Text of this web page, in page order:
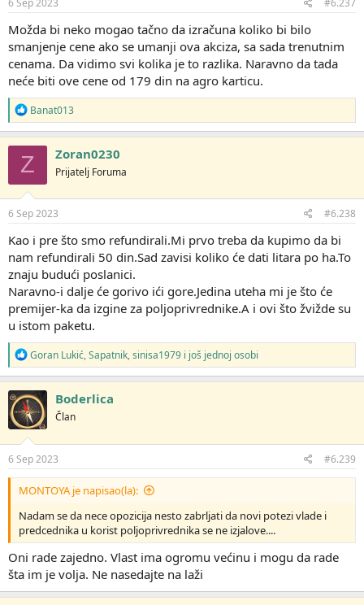
:
Možda bi neko mogao tačno da izračuna koliko bi bilo
smanjenje cene ako se umanji ova akciza, sa sada trenutnim
cenama. Da vidimo svi kolika je to razlika. Naravno da tada
neće biti ove cene od 179 din na agro karticu.
R
e
a
g
o
v
a
n
j
Banat013
Z Zoran0230
Prijatelj Foruma
6 Sep 2023 #6.238
Kao i pre što smo refundirali.Mi prvo treba da kupimo da bi
nam refundirali 50 din.Sad zavisi koliko će dati litara po ha.To
znaju budući poslanici.
Naravno-i dalje će gorivo ići gore.Jedina uteha mi je što će
premijer-ka da izgine za poljoprivrednike.A i ovi što žvižde su
u istom paketu.
R
e
a
g
o
v
a
n
j
Goran Lukić,Sapatnik,sinisa1979 i još jednoj osobi
Boderlica
Član
6 Sep 2023 #6.239
MONTOYA je napisao(la):
Nadam se da nece opozicija nesto zabrljati da novi potezi vlade i
predcednika u korist poljoprivrednika se ne izjalove....
Oni rade zajedno. Vlast ima ogromu većinu i mogu da rade
šta im je volja. Ne nasedajte na laži